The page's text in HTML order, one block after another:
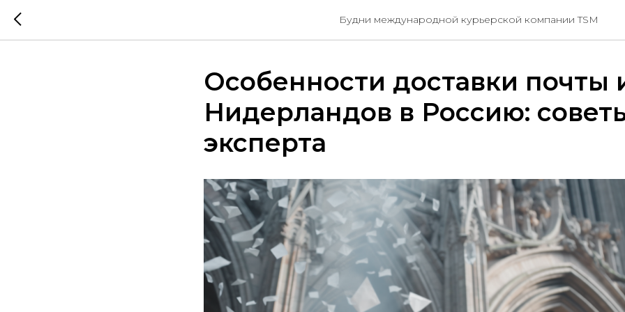
Будни международной курьерской компании TSM
Особенности доставки почты
Нидерландов в Россию:
эксперта